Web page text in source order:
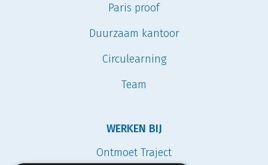
Paris proof
Duurzaam kantoor
Circulearning
Team
WERKEN BIJ
Ontmoet Traject